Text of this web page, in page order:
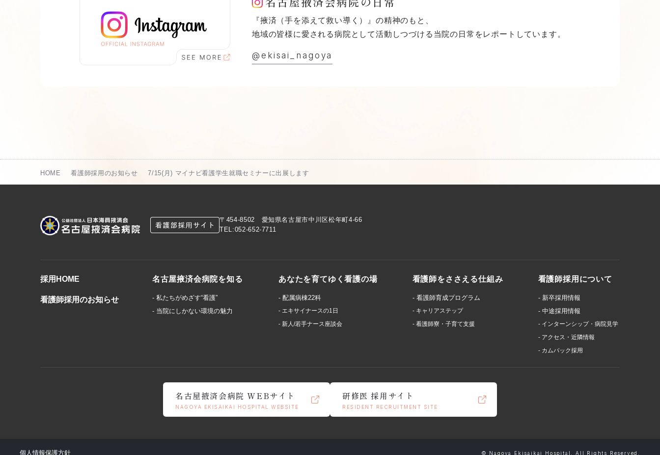
『掖済（手を添えて救い導く）』の精神のもと、
地域の皆様に愛される病院として活動しつづける当院の日常をレポートしています。
@ekisai_nagoya
HOME 看護師採用のお知らせ 7/15(月) マイナビ看護学生就職セミナーに出展します
〒454-8502 愛知県名古屋市中川区松年町4-66
TEL:052-652-7711
採用HOME
看護師採用のお知らせ
名古屋掖済会病院を知る
- 私たちがめざす“看護”
- 当院にしかない環境の魅力
あなたを育てゆく看護の場
- 配属病棟22科
- エキサイナースの1日
- 新人/若手ナース座談会
看護師をささえる仕組み
- 看護師育成プログラム
- キャリアステップ
- 看護師寮・子育て支援
看護師採用について
- 新卒採用情報
- 中途採用情報
- インターンシップ・病院見学
- アクセス・近隣情報
- カムバック採用
名古屋掖済会病院 WEBサイト
NAGOYA EKISAIKAI HOSPITAL WEBSITE
研修医 採用サイト
RESIDENT RECRUITMENT SITE
個人情報保護方針 © Nagoya Ekisaikai Hospital. All Rights Reserved.